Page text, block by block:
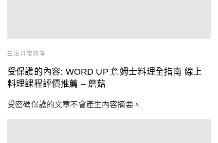
生活日常知識
受保護的內容: WORD UP 詹姆士料理全指南 線上
料理課程評價推薦 – 蘑菇
受密碼保護的文章不會產生內容摘要。